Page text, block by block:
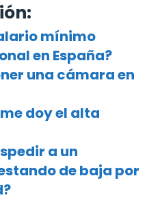
mínimo
en España?
una cámara en
doy el alta
a un
de baja por